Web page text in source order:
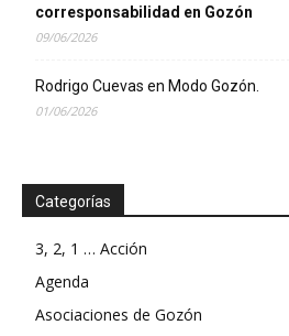
corresponsabilidad en Gozón
09/06/2026
Rodrigo Cuevas en Modo Gozón.
01/06/2026
Categorías
3, 2, 1 … Acción
Agenda
Asociaciones de Gozón